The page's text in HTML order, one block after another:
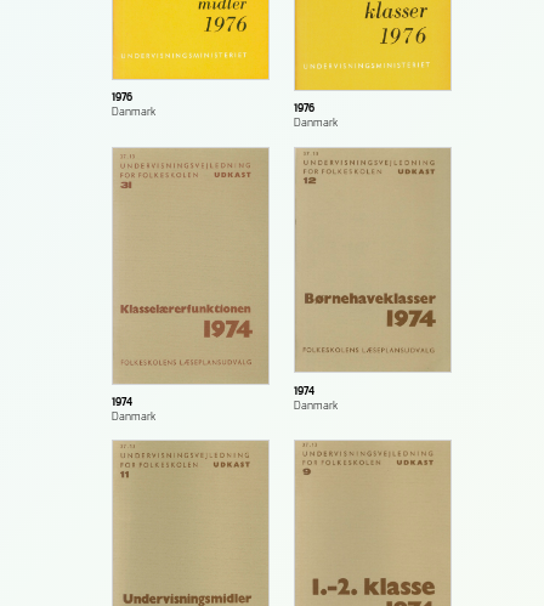
1976
Danmark
1976
Danmark
1974
Danmark
1974
Danmark